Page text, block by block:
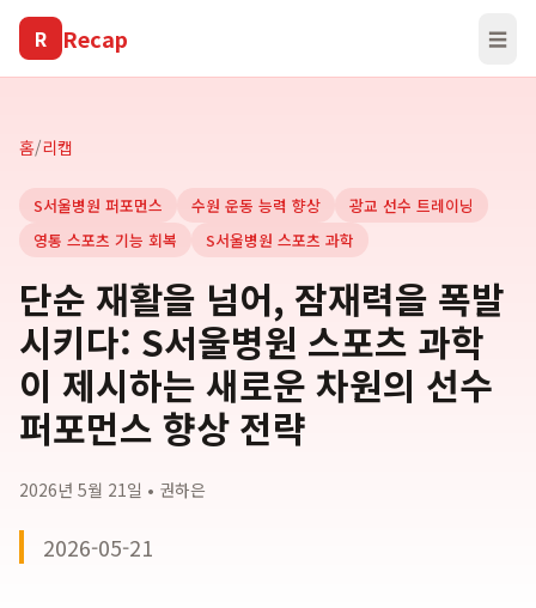
R Recap ☰
홈/리캡
S서울병원 퍼포먼스 수원 운동 능력 향상
광교 선수 트레이닝
영통 스포츠 기능 회복
S서울병원 스포츠 과학
단순 재활을 넘어, 잠재력을 폭발
시키다: S서울병원 스포츠 과학
이 제시하는 새로운 차원의 선수
퍼포먼스 향상 전략
2026년 5월 21일 • 권하은
2026-05-21